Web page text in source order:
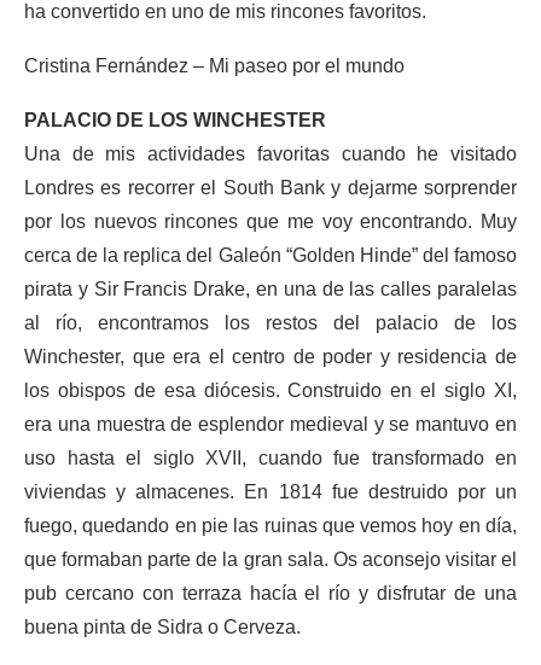
ha convertido en uno de mis rincones favoritos.
Cristina Fernández – Mi paseo por el mundo
PALACIO DE LOS WINCHESTER
Una de mis actividades favoritas cuando he visitado
Londres es recorrer el South Bank y dejarme sorprender
por los nuevos rincones que me voy encontrando. Muy
cerca de la replica del Galeón “Golden Hinde” del famoso
pirata y Sir Francis Drake, en una de las calles paralelas
al río, encontramos los restos del palacio de los
Winchester, que era el centro de poder y residencia de
los obispos de esa diócesis. Construido en el siglo XI,
era una muestra de esplendor medieval y se mantuvo en
uso hasta el siglo XVII, cuando fue transformado en
viviendas y almacenes. En 1814 fue destruido por un
fuego, quedando en pie las ruinas que vemos hoy en día,
que formaban parte de la gran sala. Os aconsejo visitar el
pub cercano con terraza hacía el río y disfrutar de una
buena pinta de Sidra o Cerveza.